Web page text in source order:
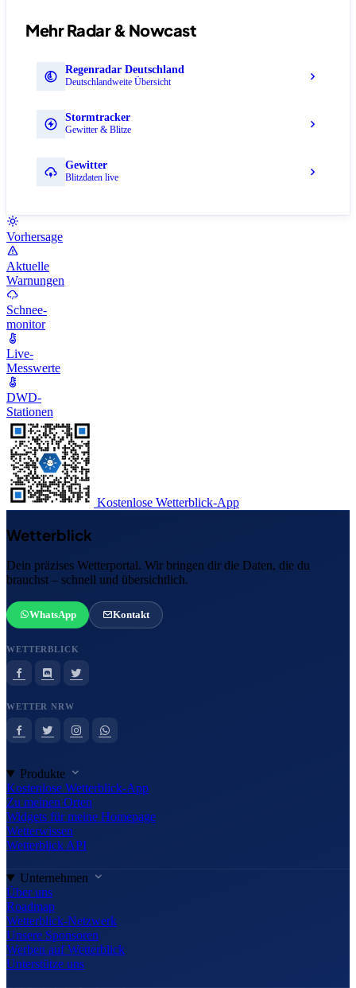
Mehr Radar & Nowcast
Regenradar Deutschland
Deutschlandweite Übersicht
Stormtracker
Gewitter & Blitze
Gewitter
Blitzdaten live
Vorhersage
Aktuelle
Warnungen
Schnee-
monitor
Live-
Messwerte
DWD-
Stationen
Kostenlose Wetterblick-App
Wetterblick
Dein präzises Wetterportal. Wir bringen dir die Daten, die du
brauchst – schnell und übersichtlich.
WhatsApp Kontakt
WETTERBLICK
WETTER NRW
Produkte
Kostenlose Wetterblick-App
Zu meinen Orten
Widgets für meine Homepage
Wetterwissen
Wetterblick API
Unternehmen
Über uns
Roadmap
Wetterblick-Netzwerk
Unsere Sponsoren
Werben auf Wetterblick
Unterstütze uns